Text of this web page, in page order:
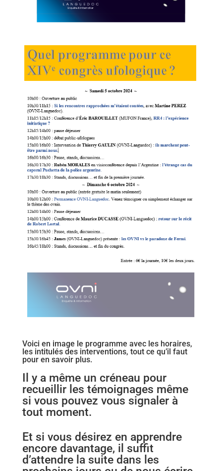
Voici en image le programme avec les horaires,
les intitulés des interventions, tout ce qu’il faut
pour en savoir plus.
Il y a même un créneau pour
recueillir les témoignages même
si vous pouvez vous signaler à
tout moment.
Et si vous désirez en apprendre
encore davantage, il suffit
d’attendre la suite dans les